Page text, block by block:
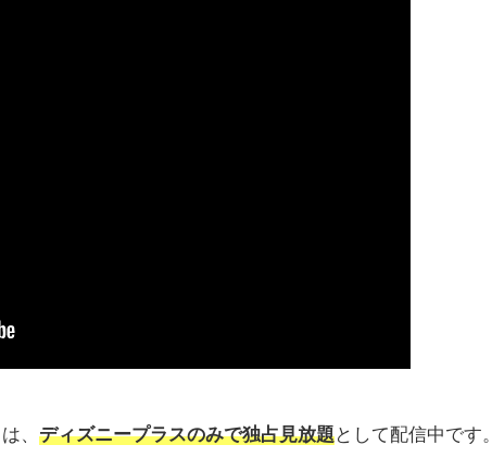
、 ディズニープラスのみで独占見放題として配信中です。